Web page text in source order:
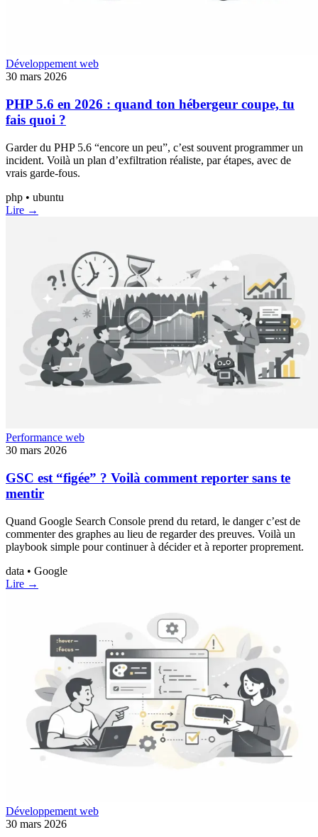
Développement web
30 mars 2026
PHP 5.6 en 2026 : quand ton hébergeur coupe, tu
fais quoi ?
Garder du PHP 5.6 “encore un peu”, c’est souvent programmer un
incident. Voilà un plan d’exfiltration réaliste, par étapes, avec de
vrais garde-fous.
php • ubuntu
Lire →
Performance web
30 mars 2026
GSC est “figée” ? Voilà comment reporter sans te
mentir
Quand Google Search Console prend du retard, le danger c’est de
commenter des graphes au lieu de regarder des preuves. Voilà un
playbook simple pour continuer à décider et à reporter proprement.
data • Google
Lire →
Développement web
30 mars 2026